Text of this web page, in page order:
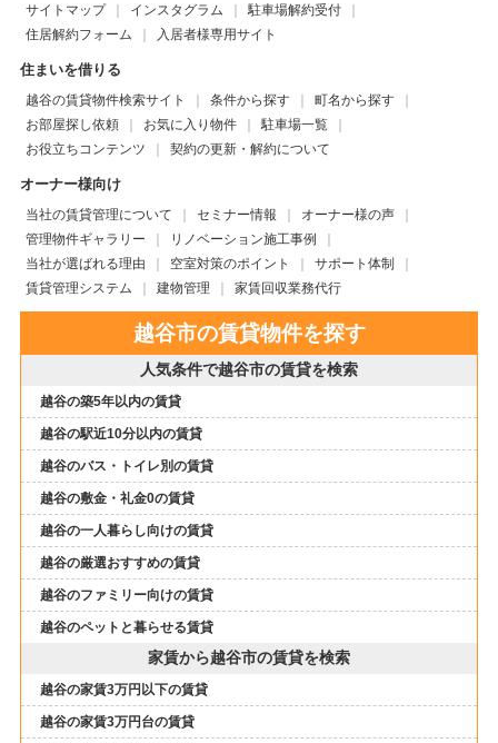
サイトマップ
インスタグラム
駐車場解約受付
住居解約フォーム
入居者様専用サイト
住まいを借りる
越谷の賃貸物件検索サイト 条件から探す
町名から探す
お部屋探し依頼
お気に入り物件
駐車場一覧
お役立ちコンテンツ
契約の更新・解約について
オーナー様向け
当社の賃貸管理について セミナー情報
オーナー様の声
管理物件ギャラリー
リノベーション施工事例
当社が選ばれる理由
空室対策のポイント
サポート体制
賃貸管理システム
建物管理 家賃回収業務代行
越谷市の賃貸物件を探す
人気条件で越谷市の賃貸を検索
越谷の築5年以内の賃貸
越谷の駅近10分以内の賃貸
越谷のバス・トイレ別の賃貸
越谷の敷金・礼金0の賃貸
越谷の一人暮らし向けの賃貸
越谷の厳選おすすめの賃貸
越谷のファミリー向けの賃貸
越谷のペットと暮らせる賃貸
家賃から越谷市の賃貸を検索
越谷の家賃3万円以下の賃貸
越谷の家賃3万円台の賃貸